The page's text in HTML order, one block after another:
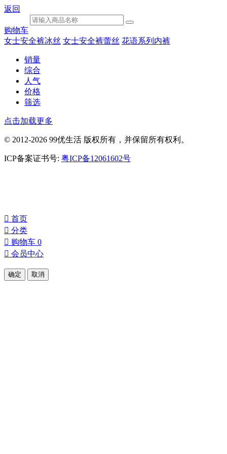
返回
购物车
女士安全裤冰丝 女士安全裤蕾丝 花语系列内裤
销量
综合
人气
价格
筛选
点击加载更多
© 2012-2026 99优生活 版权所有，并保留所有权利。
ICP备案证书号: 粤ICP备12061602号
󰀁 首页
󰀂 分类
󰀄 购物车 0
󰀅 会员中心
确定 取消